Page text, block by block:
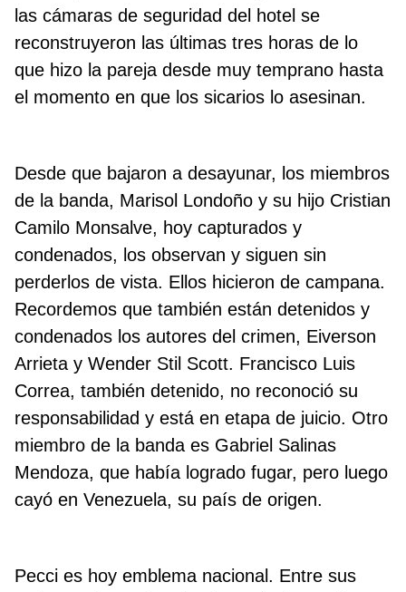
las cámaras de seguridad del hotel se
reconstruyeron las últimas tres horas de lo
que hizo la pareja desde muy temprano hasta
el momento en que los sicarios lo asesinan.
Desde que bajaron a desayunar, los miembros
de la banda, Marisol Londoño y su hijo Cristian
Camilo Monsalve, hoy capturados y
condenados, los observan y siguen sin
perderlos de vista. Ellos hicieron de campana.
Recordemos que también están detenidos y
condenados los autores del crimen, Eiverson
Arrieta y Wender Stil Scott. Francisco Luis
Correa, también detenido, no reconoció su
responsabilidad y está en etapa de juicio. Otro
miembro de la banda es Gabriel Salinas
Mendoza, que había logrado fugar, pero luego
cayó en Venezuela, su país de origen.
Pecci es hoy emblema nacional. Entre sus